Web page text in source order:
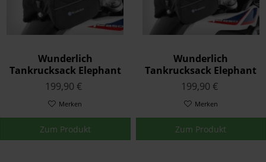
Wunderlich
Tankrucksack Elephant
Sport Edition Schwarz
F850 GS Adventure ab
'19
199,90 €
Merken
Zum Produkt
Wunderlich
Tankrucksack Elephant
Sport Edition Schwarz
199,90 €
Merken
Zum Produkt